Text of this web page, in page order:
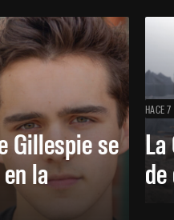
Gillespie se
la
HACE 7